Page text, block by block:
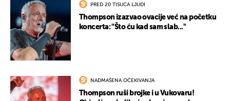
PRED 20 TISUĆA LJUDI
Thompson izazvao ovacije već na početku
koncerta: "Što ću kad sam slab..."
NADMAŠENA OČEKIVANJA
Thompson ruši brojke i u Vukovaru!